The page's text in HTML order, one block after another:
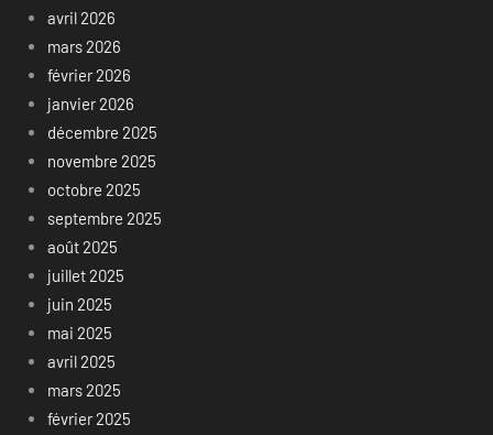
avril 2026
mars 2026
février 2026
janvier 2026
décembre 2025
novembre 2025
octobre 2025
septembre 2025
août 2025
juillet 2025
juin 2025
mai 2025
avril 2025
mars 2025
février 2025